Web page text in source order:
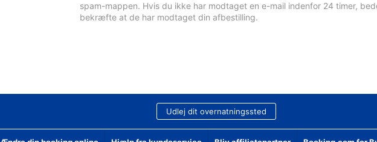
spam-mappen. Hvis du ikke har modtaget en e-mail indenfor 24 timer,
bekræfte at de har modtaget din afbestilling.
Udlej dit overnatningssted